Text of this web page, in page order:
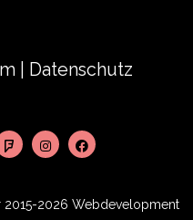
Datenschutz
2015-2026 Webdevelopment